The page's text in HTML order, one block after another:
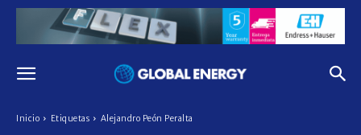
Inicio Etiquetas Alejandro Peón Peralta